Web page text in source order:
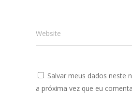
Website
Salvar meus dados neste
a próxima vez que eu